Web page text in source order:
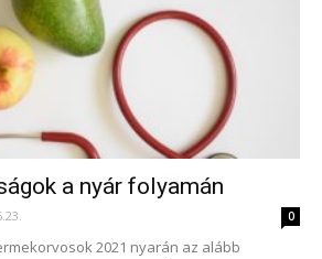
a nyár folyamán
0
2021 nyarán az alább